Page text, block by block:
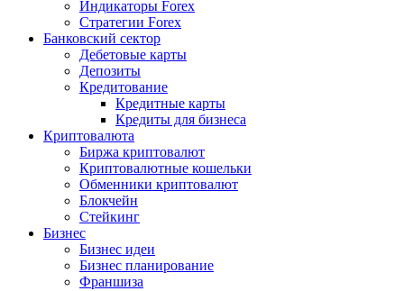
Индикаторы Forex
Стратегии Forex
Банковский сектор
Дебетовые карты
Депозиты
Кредитование
Кредитные карты
Кредиты для бизнеса
Криптовалюта
Биржа криптовалют
Криптовалютные кошельки
Обменники криптовалют
Блокчейн
Стейкинг
Бизнес
Бизнес идеи
Бизнес планирование
Франшиза